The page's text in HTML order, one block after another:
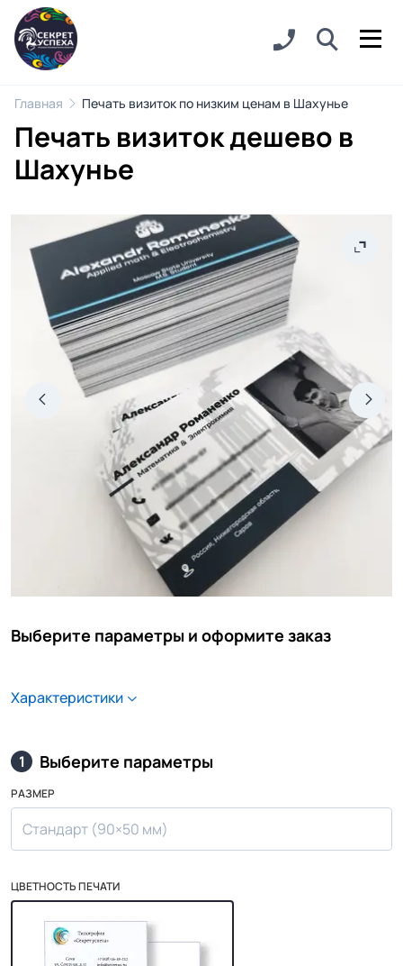
Главная Печать визиток по низким ценам в Шахунье
Печать визиток дешево в
Шахунье
Выберите параметры и оформите заказ
Характеристики
1 Выберите параметры
РАЗМЕР
Стандарт (90×50 мм)
ЦВЕТНОСТЬ ПЕЧАТИ